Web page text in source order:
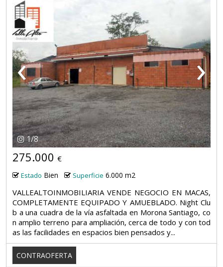
‹ ›
1/8
275.000 €
Estado Bien Superficie 6.000 m2
VALLEALTOINMOBILIARIA VENDE NEGOCIO EN MACAS,
COMPLETAMENTE EQUIPADO Y AMUEBLADO. Night Clu
b a una cuadra de la vía asfaltada en Morona Santiago, co
n amplio terreno para ampliación, cerca de todo y con tod
as las facilidades en espacios bien pensados y...
CONTRAOFERTA